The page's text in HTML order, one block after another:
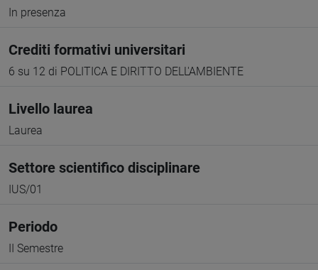
In presenza
Crediti formativi universitari
6 su 12 di POLITICA E DIRITTO DELL'AMBIENTE
Livello laurea
Laurea
Settore scientifico disciplinare
IUS/01
Periodo
II Semestre